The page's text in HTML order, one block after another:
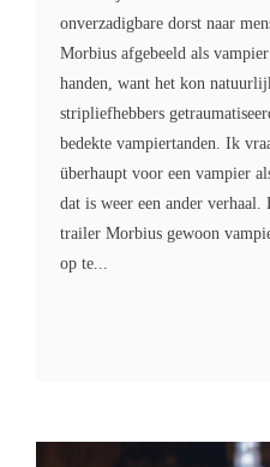
onverzadigbare dorst naar
Morbius afgebeeld als
handen, want het kon
stripliefhebbers
bedekte vampiertanden. Ik
überhaupt voor een vampier
dat is weer een ander
trailer Morbius gewoon
op te...